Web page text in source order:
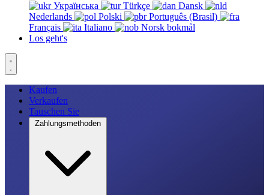
Українська
Türkçe
Dansk
Nederlands
Polski
Português (Brasil)
Français
Italiano
Norsk bokmål
Los geht's
Kaufen
Verkaufen
Tauschen Sie
Zahlungsmethoden